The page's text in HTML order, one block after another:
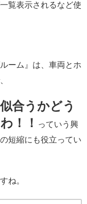
覧表示されるなど使
ーム』は、車両とホ
合うかどう
！！
っていう興
短縮にも役立ってい
ね。